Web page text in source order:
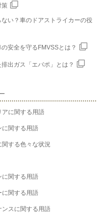
策
い？車のドアストライカーの役
安全を守るFMVSSとは？
出ガス「エバポ」とは？
アに関する用語
に関する用語
関する色々な状況
に関する用語
に関する用語
ンスに関する用語